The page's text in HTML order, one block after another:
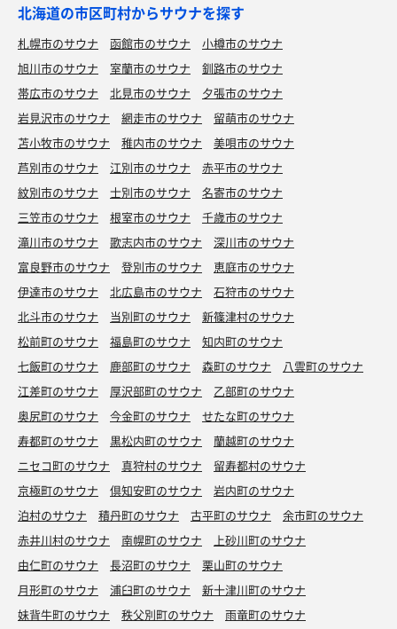
北海道の市区町村からサウナを探す
札幌市のサウナ 函館市のサウナ
小樽市のサウナ
旭川市のサウナ
室蘭市のサウナ
釧路市のサウナ
帯広市のサウナ
北見市のサウナ
夕張市のサウナ
岩見沢市のサウナ
網走市のサウナ
留萌市のサウナ
苫小牧市のサウナ
稚内市のサウナ
美唄市のサウナ
芦別市のサウナ
江別市のサウナ
赤平市のサウナ
紋別市のサウナ
士別市のサウナ
名寄市のサウナ
三笠市のサウナ
根室市のサウナ
千歳市のサウナ
滝川市のサウナ
歌志内市のサウナ
深川市のサウナ
富良野市のサウナ
登別市のサウナ
恵庭市のサウナ
伊達市のサウナ
北広島市のサウナ
石狩市のサウナ
北斗市のサウナ
当別町のサウナ
新篠津村のサウナ
松前町のサウナ
福島町のサウナ
知内町のサウナ
七飯町のサウナ
鹿部町のサウナ 森町のサウナ
八雲町のサウナ
江差町のサウナ
厚沢部町のサウナ
乙部町のサウナ
奥尻町のサウナ
今金町のサウナ
せたな町のサウナ
寿都町のサウナ
黒松内町のサウナ
蘭越町のサウナ
ニセコ町のサウナ
真狩村のサウナ
留寿都村のサウナ
京極町のサウナ
倶知安町のサウナ
岩内町のサウナ
泊村のサウナ
積丹町のサウナ 古平町のサウナ
余市町のサウナ
赤井川村のサウナ
南幌町のサウナ
上砂川町のサウナ
由仁町のサウナ
長沼町のサウナ
栗山町のサウナ
月形町のサウナ
浦臼町のサウナ
新十津川町のサウナ
妹背牛町のサウナ
秩父別町のサウナ
雨竜町のサウナ